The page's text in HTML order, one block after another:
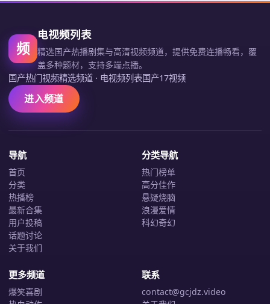
频
电视频列表
精选国产热播剧集与高清视频频道，提供免费连播畅看，覆
盖多种题材，支持多端点播。
国产热门视频精选频道 · 电视频列表国产17视频
进入频道
导航
首页
分类
热播榜
最新合集
用户投稿
话题讨论
关于我们
分类导航
热门榜单
高分佳作
悬疑烧脑
浪漫爱情
科幻奇幻
更多频道
爆笑喜剧
联系
contact@gcjdz.video